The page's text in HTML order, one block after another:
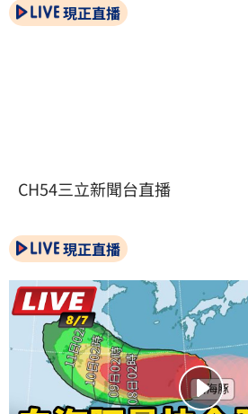
現正直播
CH54三立新聞台直播
現正直播